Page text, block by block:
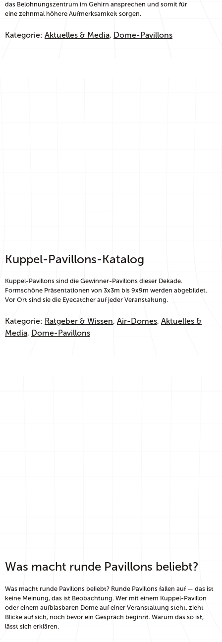
das Belohnungszentrum im Gehirn ansprechen und somit für
eine zehnmal höhere Aufmerksamkeit sorgen.
Kategorie: Aktuelles & Media, Dome-Pavillons
Kuppel-Pavillons-Katalog
Kuppel-Pavillons sind die Gewinner-Pavillons dieser Dekade.
Formschöne Präsentationen von 3x3m bis 9x9m werden abgebildet.
Vor Ort sind sie die Eyecatcher auf jeder Veranstaltung.
Kategorie: Ratgeber & Wissen, Air-Domes, Aktuelles &
Media, Dome-Pavillons
Was macht runde Pavillons beliebt?
Was macht runde Pavillons beliebt? Runde Pavillons fallen auf — das ist
keine Meinung, das ist Beobachtung. Wer mit einem Kuppel-Pavillon
oder einem aufblasbaren Dome auf einer Veranstaltung steht, zieht
Blicke auf sich, noch bevor ein Gespräch beginnt. Warum das so ist,
lässt sich erklären.